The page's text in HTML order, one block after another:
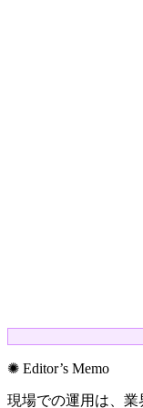
✺ Editor’s Memo
現場での運用は、